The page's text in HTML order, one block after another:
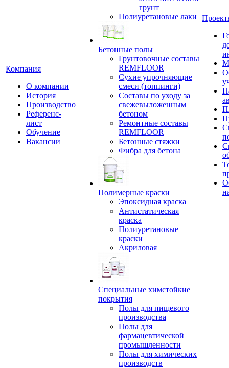
Компания
О компании
История
Производство
Референс-
лист
Обучение
Вакансии
грунт
Полиуретановые лаки
Бетонные полы
Грунтовочные составы
REMFLOOR
Сухие упрочняющие
смеси (топпинги)
Составы по уходу за
свежевыложенным
бетоном
Ремонтные составы
REMFLOOR
Бетонные стяжки
Фибра для бетона
Полимерные краски
Эпоксидная краска
Антистатическая
краска
Полиуретановые
краски
Акриловая
Специальные химстойкие
покрытия
Полы для пищевого
производства
Полы для
фармацевтической
промышленности
Полы для химических
производств